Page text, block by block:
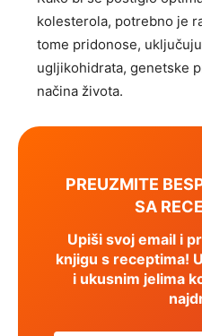
kolesterola, potrebno je
tome pridonose,
ugljikohidrata, genetske
načina života.
PREUZMITE
SA
Upiši svoj email i
knjigu s receptima!
i ukusnim jelima